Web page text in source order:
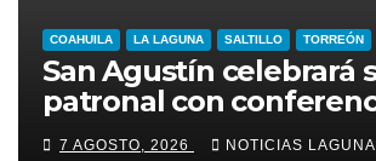
COAHUILA LA LAGUNA SALTILLO TORREÓN
San Agustín celebrará
patronal con
jóvenes y familias
7 AGOSTO, 2026 NOTICIAS LAGUNA